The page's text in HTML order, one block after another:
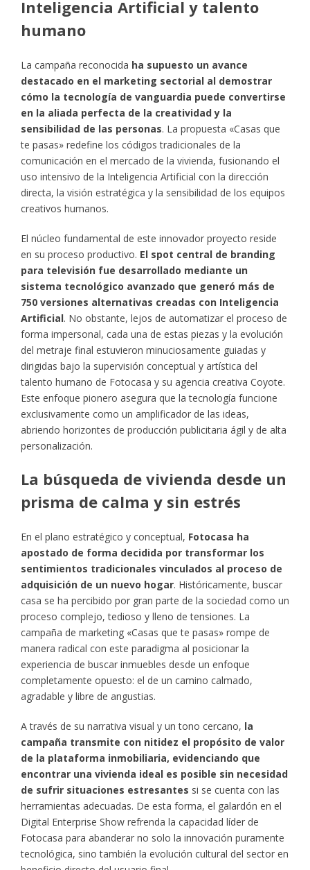
Inteligencia Artificial y talento
humano
La campaña reconocida ha supuesto un avance
destacado en el marketing sectorial al demostrar
cómo la tecnología de vanguardia puede convertirse
en la aliada perfecta de la creatividad y la
sensibilidad de las personas. La propuesta «Casas que
te pasas» redefine los códigos tradicionales de la
comunicación en el mercado de la vivienda, fusionando el
uso intensivo de la Inteligencia Artificial con la dirección
directa, la visión estratégica y la sensibilidad de los equipos
creativos humanos.
El núcleo fundamental de este innovador proyecto reside
en su proceso productivo. El spot central de branding
para televisión fue desarrollado mediante un
sistema tecnológico avanzado que generó más de
750 versiones alternativas creadas con Inteligencia
Artificial. No obstante, lejos de automatizar el proceso de
forma impersonal, cada una de estas piezas y la evolución
del metraje final estuvieron minuciosamente guiadas y
dirigidas bajo la supervisión conceptual y artística del
talento humano de Fotocasa y su agencia creativa Coyote.
Este enfoque pionero asegura que la tecnología funcione
exclusivamente como un amplificador de las ideas,
abriendo horizontes de producción publicitaria ágil y de alta
personalización.
La búsqueda de vivienda desde un
prisma de calma y sin estrés
En el plano estratégico y conceptual, Fotocasa ha
apostado de forma decidida por transformar los
sentimientos tradicionales vinculados al proceso de
adquisición de un nuevo hogar. Históricamente, buscar
casa se ha percibido por gran parte de la sociedad como un
proceso complejo, tedioso y lleno de tensiones. La
campaña de marketing «Casas que te pasas» rompe de
manera radical con este paradigma al posicionar la
experiencia de buscar inmuebles desde un enfoque
completamente opuesto: el de un camino calmado,
agradable y libre de angustias.
A través de su narrativa visual y un tono cercano, la
campaña transmite con nitidez el propósito de valor
de la plataforma inmobiliaria, evidenciando que
encontrar una vivienda ideal es posible sin necesidad
de sufrir situaciones estresantes si se cuenta con las
herramientas adecuadas. De esta forma, el galardón en el
Digital Enterprise Show refrenda la capacidad líder de
Fotocasa para abanderar no solo la innovación puramente
tecnológica, sino también la evolución cultural del sector en